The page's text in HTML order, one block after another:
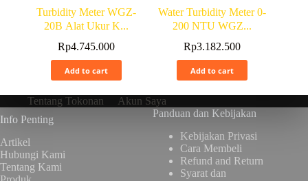
Turbidity Meter WGZ-
20B Alat Ukur K...
Rp4.745.000
Add to cart
Water Turbidity Meter 0-
200 NTU WGZ...
Rp3.182.500
Add to cart
Tentang Tokonan
Akun Saya
Info Penting
Artikel
Hubungi Kami
Tentang Kami
Panduan dan Kebijakan
Kebijakan Privasi
Cara Membeli
Refund and Return
Syarat dan